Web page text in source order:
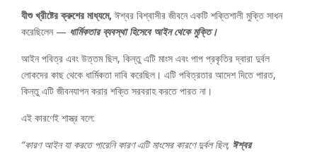
যীশু খ্রীষ্টের ক্রুশের মাধ্যমে, ঈশ্বর বিশ্বাসীর জীবনে একটি শক্তিশালী মুক্তি সাধন
করেছিলেন — ধার্মিকতার ব্যবস্থা হিসেবে আইন থেকে মুক্তি।
আইন পবিত্র এবং উত্তম ছিল, কিন্তু এটি মাংস এবং পাপ প্রকৃতির দ্বারা দুর্বল
লোকদের কাছ থেকে ধার্মিকতা দাবি করেছিল। এটি পবিত্রতার আদেশ দিতে পারত,
কিন্তু এটি জীবনযাপন করার শক্তি সরবরাহ করতে পারত না।
এই কারণেই শাস্ত্র বলে:
“কারণ আইন যা করতে পারেনি কারণ এটি মাংসের কারণে দুর্বল ছিল, ঈশ্বর